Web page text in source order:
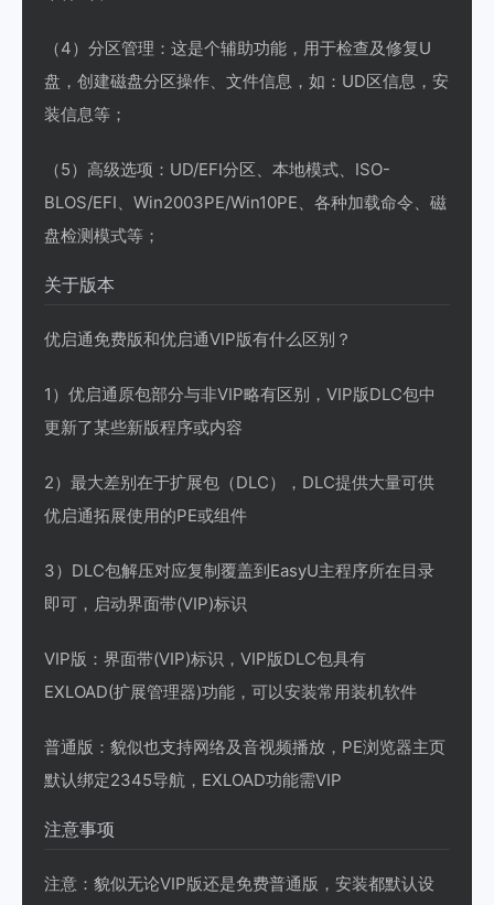
（4）分区管理：这是个辅助功能，用于检查及修复U
盘，创建磁盘分区操作、文件信息，如：UD区信息，安
装信息等；
（5）高级选项：UD/EFI分区、本地模式、ISO-
BLOS/EFI、Win2003PE/Win10PE、各种加载命令、磁
盘检测模式等；
关于版本
优启通免费版和优启通VIP版有什么区别？
1）优启通原包部分与非VIP略有区别，VIP版DLC包中
更新了某些新版程序或内容
2）最大差别在于扩展包（DLC），DLC提供大量可供
优启通拓展使用的PE或组件
3）DLC包解压对应复制覆盖到EasyU主程序所在目录
即可，启动界面带(VIP)标识
VIP版：界面带(VIP)标识，VIP版DLC包具有
EXLOAD(扩展管理器)功能，可以安装常用装机软件
普通版：貌似也支持网络及音视频播放，PE浏览器主页
默认绑定2345导航，EXLOAD功能需VIP
注意事项
注意：貌似无论VIP版还是免费普通版，安装都默认设